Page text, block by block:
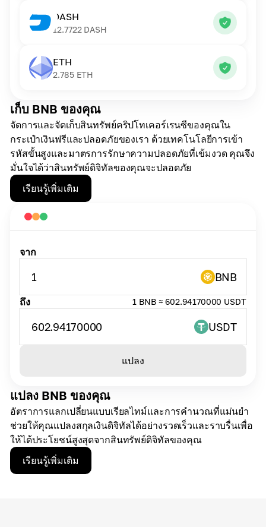
เก็บ BNB ของคุณ
จัดการและจัดเก็บสินทรัพย์คริปโทเคอร์เรนซีของคุณใน
กระเป๋าเงินฟรีและปลอดภัยของเรา ด้วยเทคโนโลยีการเข้า
รหัสขั้นสูงและมาตรการรักษาความปลอดภัยที่เข้มงวด คุณจึง
มั่นใจได้ว่าสินทรัพย์ดิจิทัลของคุณจะปลอดภัย
เรียนรู้เพิ่มเติม
DASH
12.7722 DASH
ETH
2.785 ETH
แปลง BNB ของคุณ
อัตราการแลกเปลี่ยนแบบเรียลไทม์และการคำนวณที่แม่นยำ
ช่วยให้คุณแปลงสกุลเงินดิจิทัลได้อย่างรวดเร็วและราบรื่นเพื่อ
ให้ได้ประโยชน์สูงสุดจากสินทรัพย์ดิจิทัลของคุณ
เรียนรู้เพิ่มเติม
จาก
1 BNB
ถึง 1 BNB ≈ 602.94170000 USDT
602.94170000 USDT
แปลง